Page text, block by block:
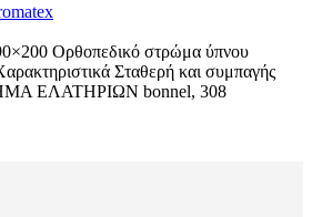
Ορθοπεδικό στρώμα ύπνου
Σταθερή και συμπαγής
ΕΛΑΤΗΡΙΩΝ bonnel, 308